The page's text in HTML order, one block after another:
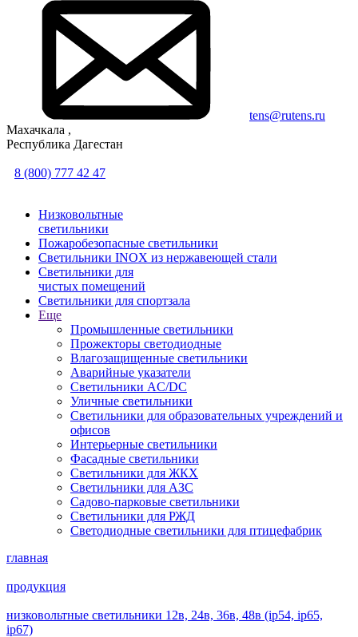
tens@rutens.ru
Махачкала ,
Республика Дагестан
8 (800) 777 42 47
Низковольтные
светильники
Пожаробезопасные светильники
Светильники INOX из нержавеющей стали
Светильники для
чистых помещений
Светильники для спортзала
Еще
Промышленные светильники
Прожекторы светодиодные
Влагозащищенные светильники
Аварийные указатели
Светильники AC/DC
Уличные светильники
Светильники для образовательных учреждений и
офисов
Интерьерные светильники
Фасадные светильники
Светильники для ЖКХ
Светильники для АЗС
Садово-парковые светильники
Светильники для РЖД
Светодиодные светильники для птицефабрик
главная
продукция
низковольтные светильники 12в, 24в, 36в, 48в (ip54, ip65,
ip67)